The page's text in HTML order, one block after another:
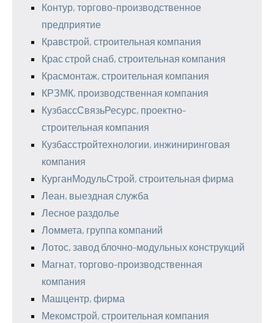
Контур, торгово-производственное
предприятие
Кравстрой, строительная компания
Крас строй снаб, строительная компания
Красмонтаж, строительная компания
КРЗМК, производственная компания
КузбассСвязьРесурс, проектно-
строительная компания
Кузбасстройтехнологии, инжиниринговая
компания
КурганМодульСтрой, строительная фирма
Леан, выездная служба
Лесное раздолье
Ломмета, группа компаний
Лотос, завод блочно-модульных конструкций
Магнат, торгово-производственная
компания
Машцентр, фирма
Мекомстрой, строительная компания